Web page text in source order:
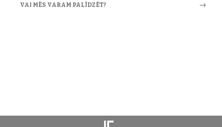
VAI MĒS VARAM PALĪDZĒT?